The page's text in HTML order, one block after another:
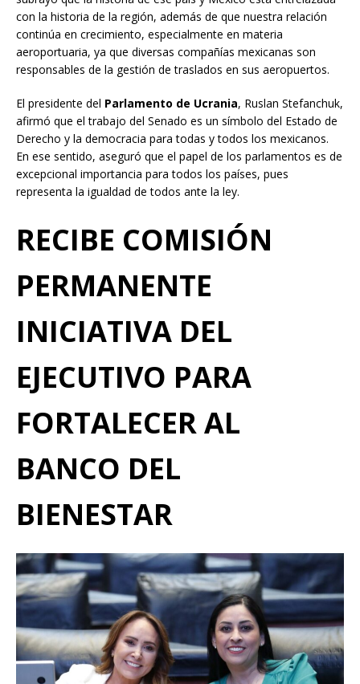
con la historia de la región, además de que nuestra relación
continúa en crecimiento, especialmente en materia
aeroportuaria, ya que diversas compañías mexicanas son
responsables de la gestión de traslados en sus aeropuertos.
El presidente del Parlamento de Ucrania, Ruslan Stefanchuk,
afirmó que el trabajo del Senado es un símbolo del Estado de
Derecho y la democracia para todas y todos los mexicanos.
En ese sentido, aseguró que el papel de los parlamentos es de
excepcional importancia para todos los países, pues
representa la igualdad de todos ante la ley.
RECIBE COMISIÓN
PERMANENTE
INICIATIVA DEL
EJECUTIVO PARA
FORTALECER AL
BANCO DEL
BIENESTAR